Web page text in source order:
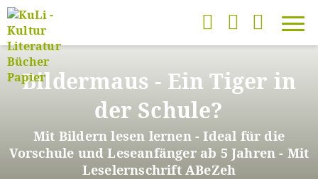
Direkt
zum
InhaltBildermaus - Ein Tiger in
der Schule?
Mit Bildern lesen lernen - Ideal für die
Vorschule und Leseanfänger ab 5 Jahren - Mit
Leselernschrift ABeZeh